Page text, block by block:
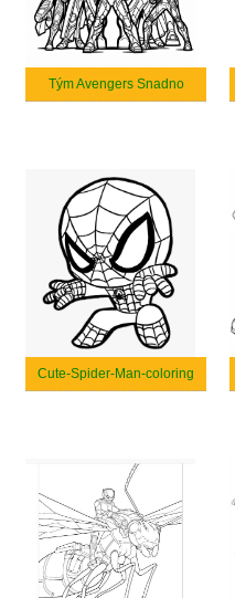
Tým Avengers Snadno
Cute-Spider-Man-coloring